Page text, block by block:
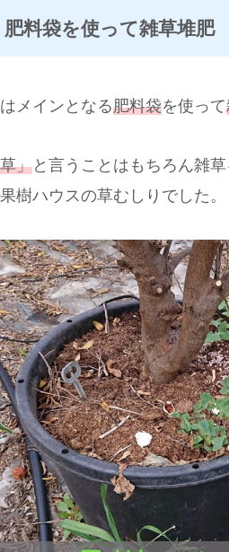
肥料袋を使って雑草堆肥
メインとなる肥料袋を使って
」と言うことはもちろん雑
樹ハウスの草むしりでした。